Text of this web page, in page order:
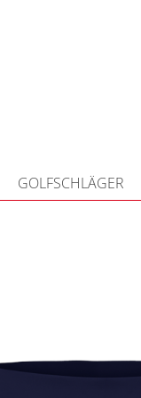
GOLFSCHLÄGER